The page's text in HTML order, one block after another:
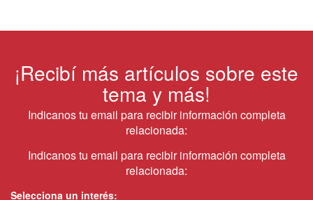
¡Recibí más artículos sobre este
tema y más!
Indicanos tu email para recibir información completa
relacionada:
Indicanos tu email para recibir información completa
relacionada:
Selecciona un interés: